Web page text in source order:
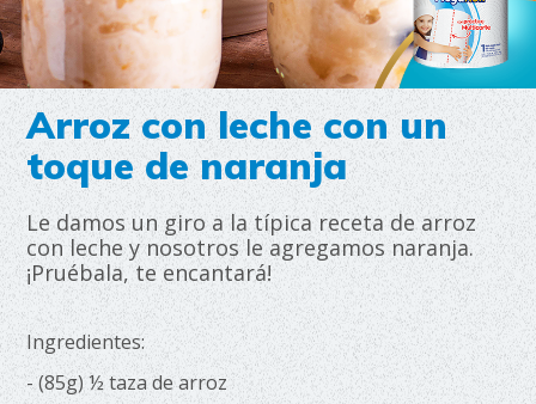
Arroz con leche con un
toque de naranja
Le damos un giro a la típica receta de arroz
con leche y nosotros le agregamos naranja.
¡Pruébala, te encantará!
Ingredientes:
- (85g) ½ taza de arroz